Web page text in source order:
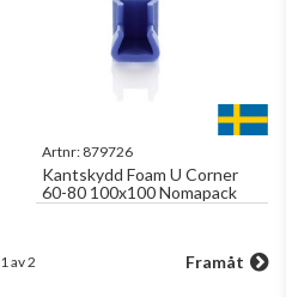
Artnr: 879726
Kantskydd Foam U Corner
60-80 100x100 Nomapack
1 av 2 Framåt